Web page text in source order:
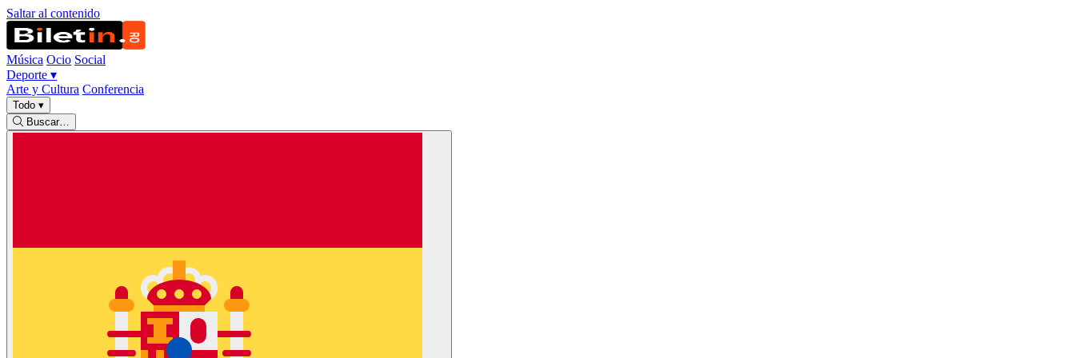
Saltar al contenido
Música Ocio Social
Deporte ▾
Arte y Cultura Conferencia
Todo ▾
Buscar…